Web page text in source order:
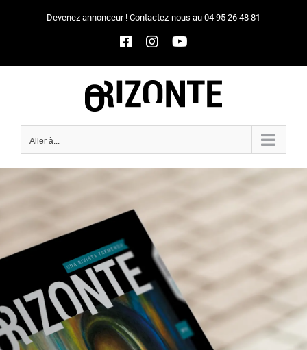
Devenez annonceur ! Contactez-nous au 04 95 26 48 81
Facebook
InstagramYouTube
Aller à...